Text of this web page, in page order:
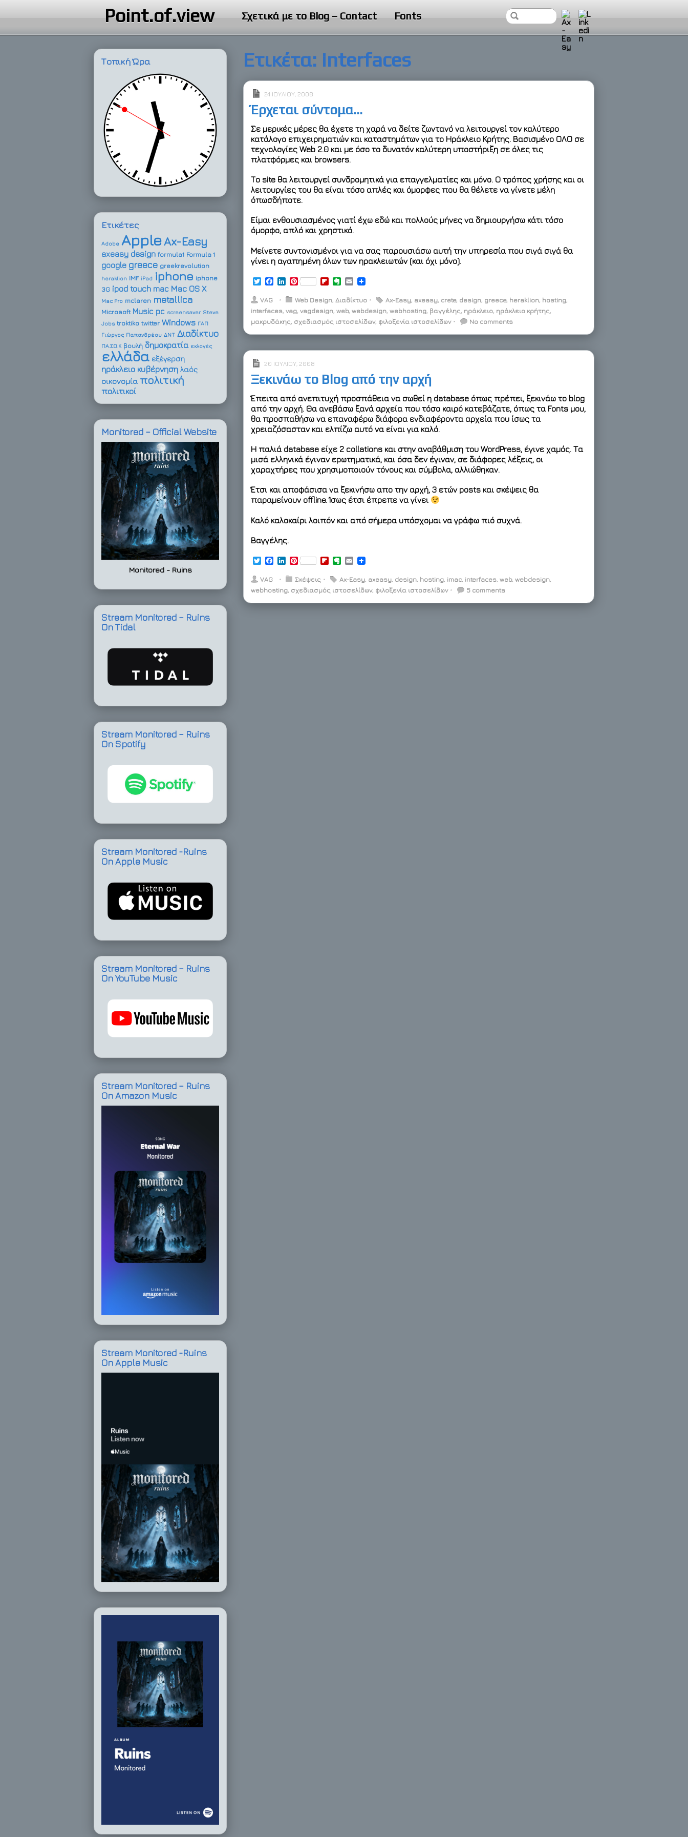
Point.of.view Σχετικά με το Blog – Contact Fonts
Ετικέτα: interfaces
24 ΙΟΥΛΊΟΥ, 2008
Έρχεται σύντομα…
Σε μερικές μέρες θα έχετε τη χαρά να δείτε ζωντανό να λειτουργεί τον καλύτερο
κατάλογο επιχειρηματιών και καταστημάτων για το Ηράκλειο Κρήτης. Βασισμένο ΟΛΟ σε
τεχνολογίες Web 2.0 και με όσο το δυνατόν καλύτερη υποστήριξη σε όλες τις
πλατφόρμες και browsers.
Το site θα λειτουργεί συνδρομητικά για επαγγελματίες και μόνο. Ο τρόπος χρήσης και οι
λειτουργίες του θα είναι τόσο απλές και όμορφες που θα θέλετε να γίνετε μέλη
όπωσδήποτε.
Είμαι ενθουσιασμένος γιατί έχω εδώ και πολλούς μήνες να δημιουργήσω κάτι τόσο
όμορφο, απλό και χρηστικό.
Μείνετε συντονισμένοι για να σας παρουσιάσω αυτή την υπηρεσία που σιγά σιγά θα
γίνει η αγαπημένη όλων των ηρακλειωτών (και όχι μόνο).
T
i
t
e
b
o
n
e
d
P
n
e
r
i
p
b
o
e
n
o
E
a
l
VAG ⋅ Web Design, Διαδίκτυο ⋅ Ax-Easy, axeasy, crete, design, greece, heraklion, hosting,
interfaces, vag, vagdesign, web, webdesign, webhosting, βαγγέλης, ηράκλειο, ηράκλειο κρήτης,
μακρυδάκης, σχεδιασμός ιστοσελίδων, φιλοξενία ιστοσελίδων ⋅ No comments
20 ΙΟΥΛΊΟΥ, 2008
Ξεκινάω το Blog από την αρχή
Έπειτα από ανεπιτυχή προσπάθεια να σωθεί η database όπως πρέπει, ξεκινάω το blog
από την αρχή. Θα ανεβάσω ξανά αρχεία που τόσο καιρό κατεβάζατε, όπως τα Fonts μου,
θα προσπαθήσω να επαναφέρω διάφορα ενδιαφέροντα αρχεία που ίσως τα
χρειαζόσασταν και ελπίζω αυτό να είναι για καλό.
Η παλιά database είχε 2 collations και στην αναβάθμιση του WordPress, έγινε χαμός. Τα
μισά ελληνικά έγιναν ερωτηματικά, και όσα δεν έγιναν, σε διάφορες λέξεις, οι
χαραχτήρες που χρησιμοποιούν τόνους και σύμβολα, αλλιώθηκαν.
Έτσι και αποφάσισα να ξεκινήσω απο την αρχή, 3 ετών posts και σκέψεις θα
παραμείνουν offline. Ίσως έτσι έπρεπε να γίνει
Καλό καλοκαίρι λοιπόν και από σήμερα υπόσχομαι να γράφω πιό συχνά.
Βαγγέλης.
i
t
e
b
o
n
e
d
P
n
e
r
b
o
e
n
o
E
a
l
VAG ⋅ Σκέψεις ⋅ Ax-Easy, axeasy, design, hosting, imac, interfaces, web, webdesign,
webhosting, σχεδιασμός ιστοσελίδων, φιλοξενία ιστοσελίδων ⋅ 5 comments
Τοπική Ώρα
Ετικέτες
Adobe AppleAx-Easy
axeasy design formula1 Formula 1
google greece greekrevolution
heraklion IMF iPad iphone iphone
3G ipod touch mac Mac OS X
Mac Pro mclaren metallica
Microsoft Music pc screensaver Steve
Jobs troktiko twitter Windows ΓΑΠ
Γιώργος Παπανδρέου ΔΝΤ Διαδίκτυο
ΠΑ.ΣΟ.Κ βουλή δημοκρατία εκλογές
ελλάδα εξέγερση
ηράκλειο κυβέρνηση λαός
οικονομία πολιτική
πολιτικοί
Monitored – Official Website
Monitored - Ruins
Stream Monitored – Ruins
On Tidal
Stream Monitored – Ruins
On Spotify
Stream Monitored -Ruins
On Apple Music
Stream Monitored – Ruins
On YouTube Music
Stream Monitored – Ruins
On Amazon Music
Stream Monitored -Ruins
On Apple Music